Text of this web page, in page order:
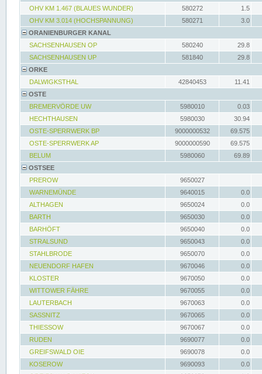
OHV KM 1.467 (BLAUES WUNDER)
580272
1.5
OHV KM 3.014 (HOCHSPANNUNG)
580271
3.0
ORANIENBURGER KANAL
SACHSENHAUSEN OP
580240
29.8
SACHSENHAUSEN UP
581840
29.8
ORKE
DALWIGKSTHAL
42840453
11.41
OSTE
BREMERVÖRDE UW
5980010
0.03
HECHTHAUSEN
5980030
30.94
OSTE-SPERRWERK BP
9000000532
69.575
OSTE-SPERRWERK AP
9000000590
69.575
BELUM
5980060
69.89
OSTSEE
PREROW
9650027
WARNEMÜNDE
9640015
0.0
ALTHAGEN
9650024
0.0
BARTH
9650030
0.0
BARHÖFT
9650040
0.0
STRALSUND
9650043
0.0
STAHLBRODE
9650070
0.0
NEUENDORF HAFEN
9670046
0.0
KLOSTER
9670050
0.0
WITTOWER FÄHRE
9670055
0.0
LAUTERBACH
9670063
0.0
SASSNITZ
9670065
0.0
THIESSOW
9670067
0.0
RUDEN
9690077
0.0
GREIFSWALD OIE
9690078
0.0
KOSEROW
9690093
0.0